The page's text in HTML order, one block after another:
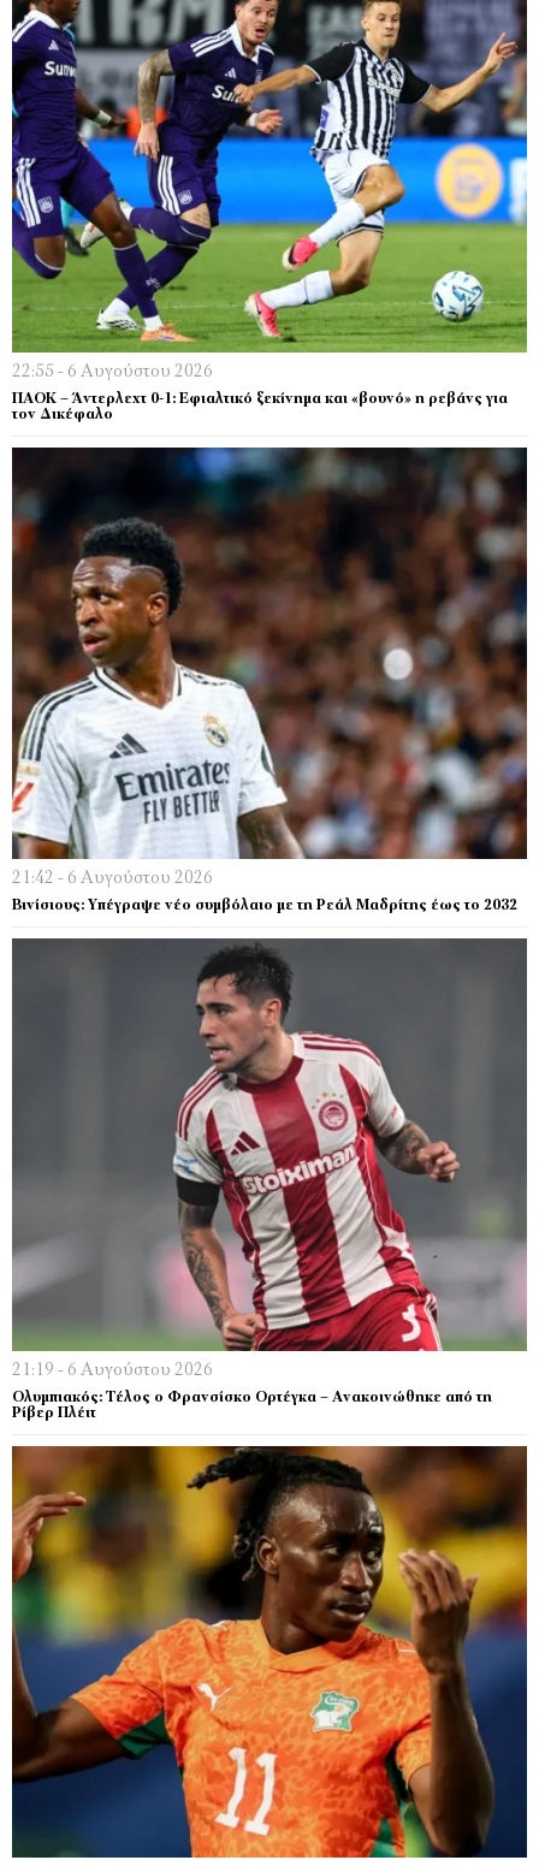
22:55 - 6 Αυγούστου 2026
ΠΑΟΚ – Άντερλεχτ 0-1: Εφιαλτικό ξεκίνημα και «βουνό» η ρεβάνς για
τον Δικέφαλο
21:42 - 6 Αυγούστου 2026
Βινίσιους: Υπέγραψε νέο συμβόλαιο με τη Ρεάλ Μαδρίτης έως το 2032
21:19 - 6 Αυγούστου 2026
Ολυμπιακός: Τέλος ο Φρανσίσκο Ορτέγκα – Ανακοινώθηκε από τη
Ρίβερ Πλέιτ